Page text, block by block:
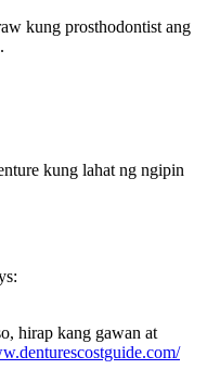
kung prosthodontist ang
kung lahat ng ngipin
hirap kang gawan at